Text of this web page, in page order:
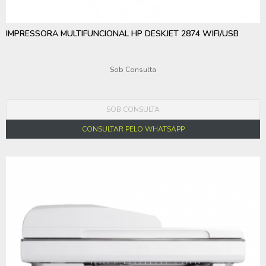
IMPRESSORA MULTIFUNCIONAL HP DESKJET 2874 WIFI/USB
Sob Consulta
SOB CONSULTA
CONSULTAR PELO WHATSAPP